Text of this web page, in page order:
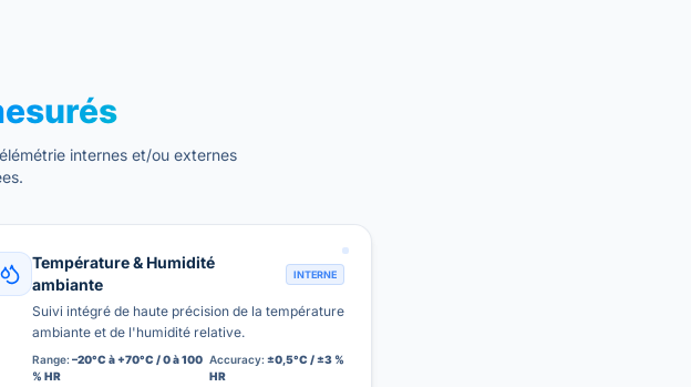
internes et/ou externes
Température & Humidité
ambiante
INTERNE
Suivi intégré de haute précision de la température
ambiante et de l'humidité relative.
Range: –20°C à +70°C / 0 à 100
% HR
Accuracy: ±0,5°C / ±3 %
HR